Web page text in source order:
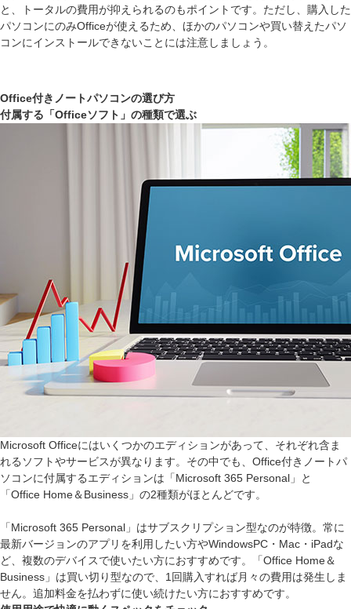
と、トータルの費用が抑えられるのもポイントです。ただし、購入した
パソコンにのみOfficeが使えるため、ほかのパソコンや買い替えたパソ
コンにインストールできないことには注意しましょう。
Office付きノートパソコンの選び方
付属する「Officeソフト」の種類で選ぶ
Microsoft Officeにはいくつかのエディションがあって、それぞれ含ま
れるソフトやサービスが異なります。その中でも、Office付きノートパ
ソコンに付属するエディションは「Microsoft 365 Personal」と
「Office Home＆Business」の2種類がほとんどです。
「Microsoft 365 Personal」はサブスクリプション型なのが特徴。常に
最新バージョンのアプリを利用したい方やWindowsPC・Mac・iPadな
ど、複数のデバイスで使いたい方におすすめです。「Office Home＆
Business」は買い切り型なので、1回購入すれば月々の費用は発生しま
せん。追加料金を払わずに使い続けたい方におすすめです。